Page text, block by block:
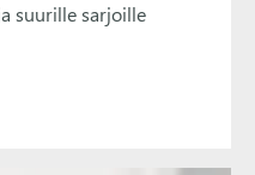
suurille sarjoille